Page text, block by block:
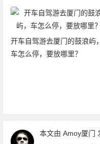
开车自驾游去厦门的鼓浪屿，
车怎么停，要放哪里？
本文由Amoy厦门